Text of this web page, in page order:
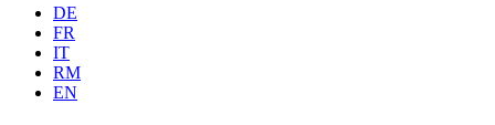
DE
FR
IT
RM
EN